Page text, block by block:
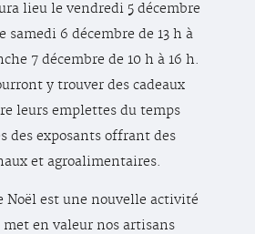
lieu le vendredi 5 décembre
samedi 6 décembre de 13 h à
7 décembre de 10 h à 16 h.
y trouver des cadeaux
leurs emplettes du temps
des exposants offrant des
et agroalimentaires.
Noël est une nouvelle activité
en valeur nos artisans